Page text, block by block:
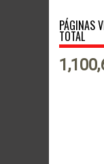
PÁGINAS
TOTAL